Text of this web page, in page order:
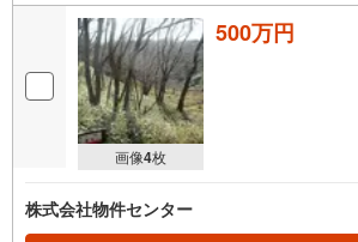
画像4枚
500万円
株式会社物件センター